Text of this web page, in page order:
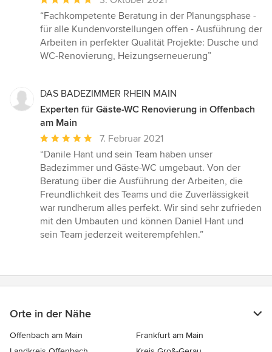
Bewertung:
5
von
5
“Fachkompetente Beratung in der Planungsphase -
für alle Kundenvorstellungen offen - Ausführung der
Arbeiten in perfekter Qualität Projekte: Dusche und
WC-Renovierung, Heizungserneuerung”
DAS BADEZIMMER RHEIN MAIN
Experten für Gäste-WC Renovierung in Offenbach
am Main
Durchschnittliche
Bewertung:
5
von
5
Sternen
7. Februar 2021
“Danile Hant und sein Team haben unser
Badezimmer und Gäste-WC umgebaut. Von der
Beratung über die Ausführung der Arbeiten, die
Freundlichkeit des Teams und die Zuverlässigkeit
war rundherum alles perfekt. Wir sind sehr zufrieden
mit den Umbauten und können Daniel Hant und
sein Team jederzeit weiterempfehlen.”
Orte in der Nähe
Offenbach am Main
Frankfurt am Main